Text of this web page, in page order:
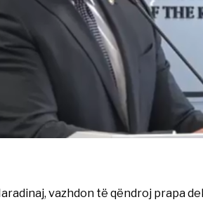
vazhdon të qëndroj prapa